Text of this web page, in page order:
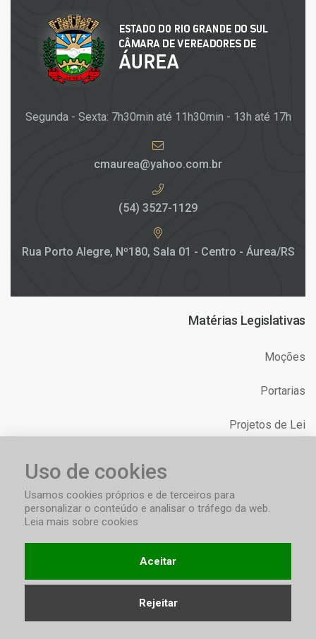
Segunda - Sexta: 7h30min até 11h30min - 13h até 17h
cmaurea@yahoo.com.br
(54) 3527-1129
Rua Porto Alegre, Nº180, Sala 01 - Centro - Áurea/RS
Matérias Legislativas
Moções
Portarias
Projetos de Lei
Requerimentos
Copyright © 2026 - Câmara Municipal de Vereadores de Áurea/RS
Uso de cookies
Usamos cookies próprios e de terceiros para
personalizar o conteúdo e analisar o tráfego da web.
Leia mais sobre cookies
Aceitar
Rejeitar